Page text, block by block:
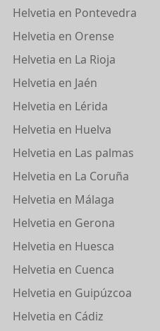
Helvetia en Pontevedra
Helvetia en Orense
Helvetia en La Rioja
Helvetia en Jaén
Helvetia en Lérida
Helvetia en Huelva
Helvetia en Las palmas
Helvetia en La Coruña
Helvetia en Málaga
Helvetia en Gerona
Helvetia en Huesca
Helvetia en Cuenca
Helvetia en Guipúzcoa
Helvetia en Cádiz